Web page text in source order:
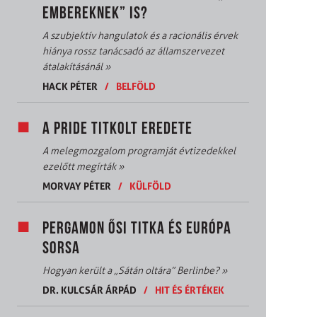
EMBEREKNEK” IS?
A szubjektív hangulatok és a racionális érvek
hiánya rossz tanácsadó az államszervezet
átalakításánál»
HACK PÉTER
/ BELFÖLD
A PRIDE TITKOLT EREDETE
A melegmozgalom programját évtizedekkel
ezelőtt megírták»
MORVAY PÉTER
/ KÜLFÖLD
PERGAMON ŐSI TITKA ÉS EURÓPA
SORSA
Hogyan került a „Sátán oltára” Berlinbe?»
DR. KULCSÁR ÁRPÁD
/ HIT ÉS ÉRTÉKEK